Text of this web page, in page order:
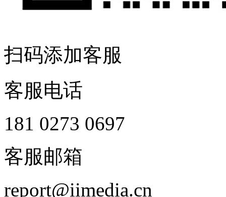
扫码添加客服
客服电话
181 0273 0697
客服邮箱
report@iimedia.cn